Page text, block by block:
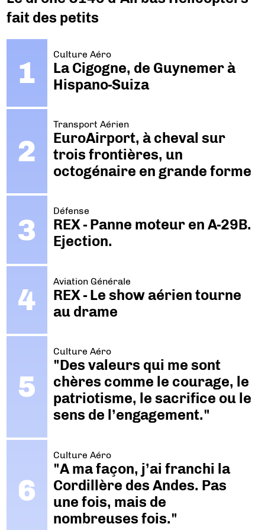
fait des petits
Culture Aéro
La Cigogne, de Guynemer à
Hispano-Suiza
Transport Aérien
EuroAirport, à cheval sur
trois frontières, un
octogénaire en grande forme
Défense
REX - Panne moteur en A-29B.
Ejection.
Aviation Générale
REX - Le show aérien tourne
au drame
Culture Aéro
"Des valeurs qui me sont
chères comme le courage, le
patriotisme, le sacrifice ou le
sens de l’engagement."
Culture Aéro
"A ma façon, j’ai franchi la
Cordillère des Andes. Pas
une fois, mais de
nombreuses fois."